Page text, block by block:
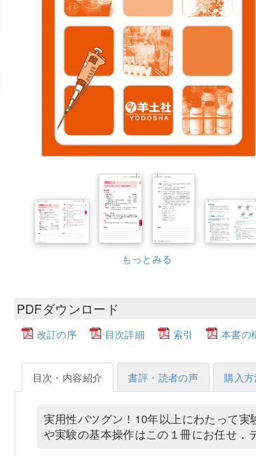
もっとみる
PDFダウンロード
改訂の序 目次詳細 索引 本書の
目次・内容紹介 書評・読者の声 購入
実用性バツグン！10年以上にわたって
や実験の基本操作はこの１冊にお任せ．